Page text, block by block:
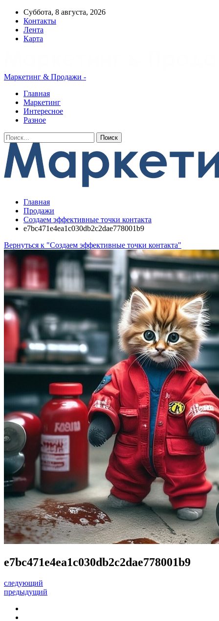
Суббота, 8 августа, 2026
Контакты
Лента
Карта
Маркетинг & Продажи -
Главная
Маркетинг
Интересное
Разное
Главная
Продажи
Создаем эффективные точки контакта
e7bc471e4ea1c030db2c2dae778001b9
Вернуться к "Создаем эффективные точки контакта"
e7bc471e4ea1c030db2c2dae778001b9
следующий
предыдущий